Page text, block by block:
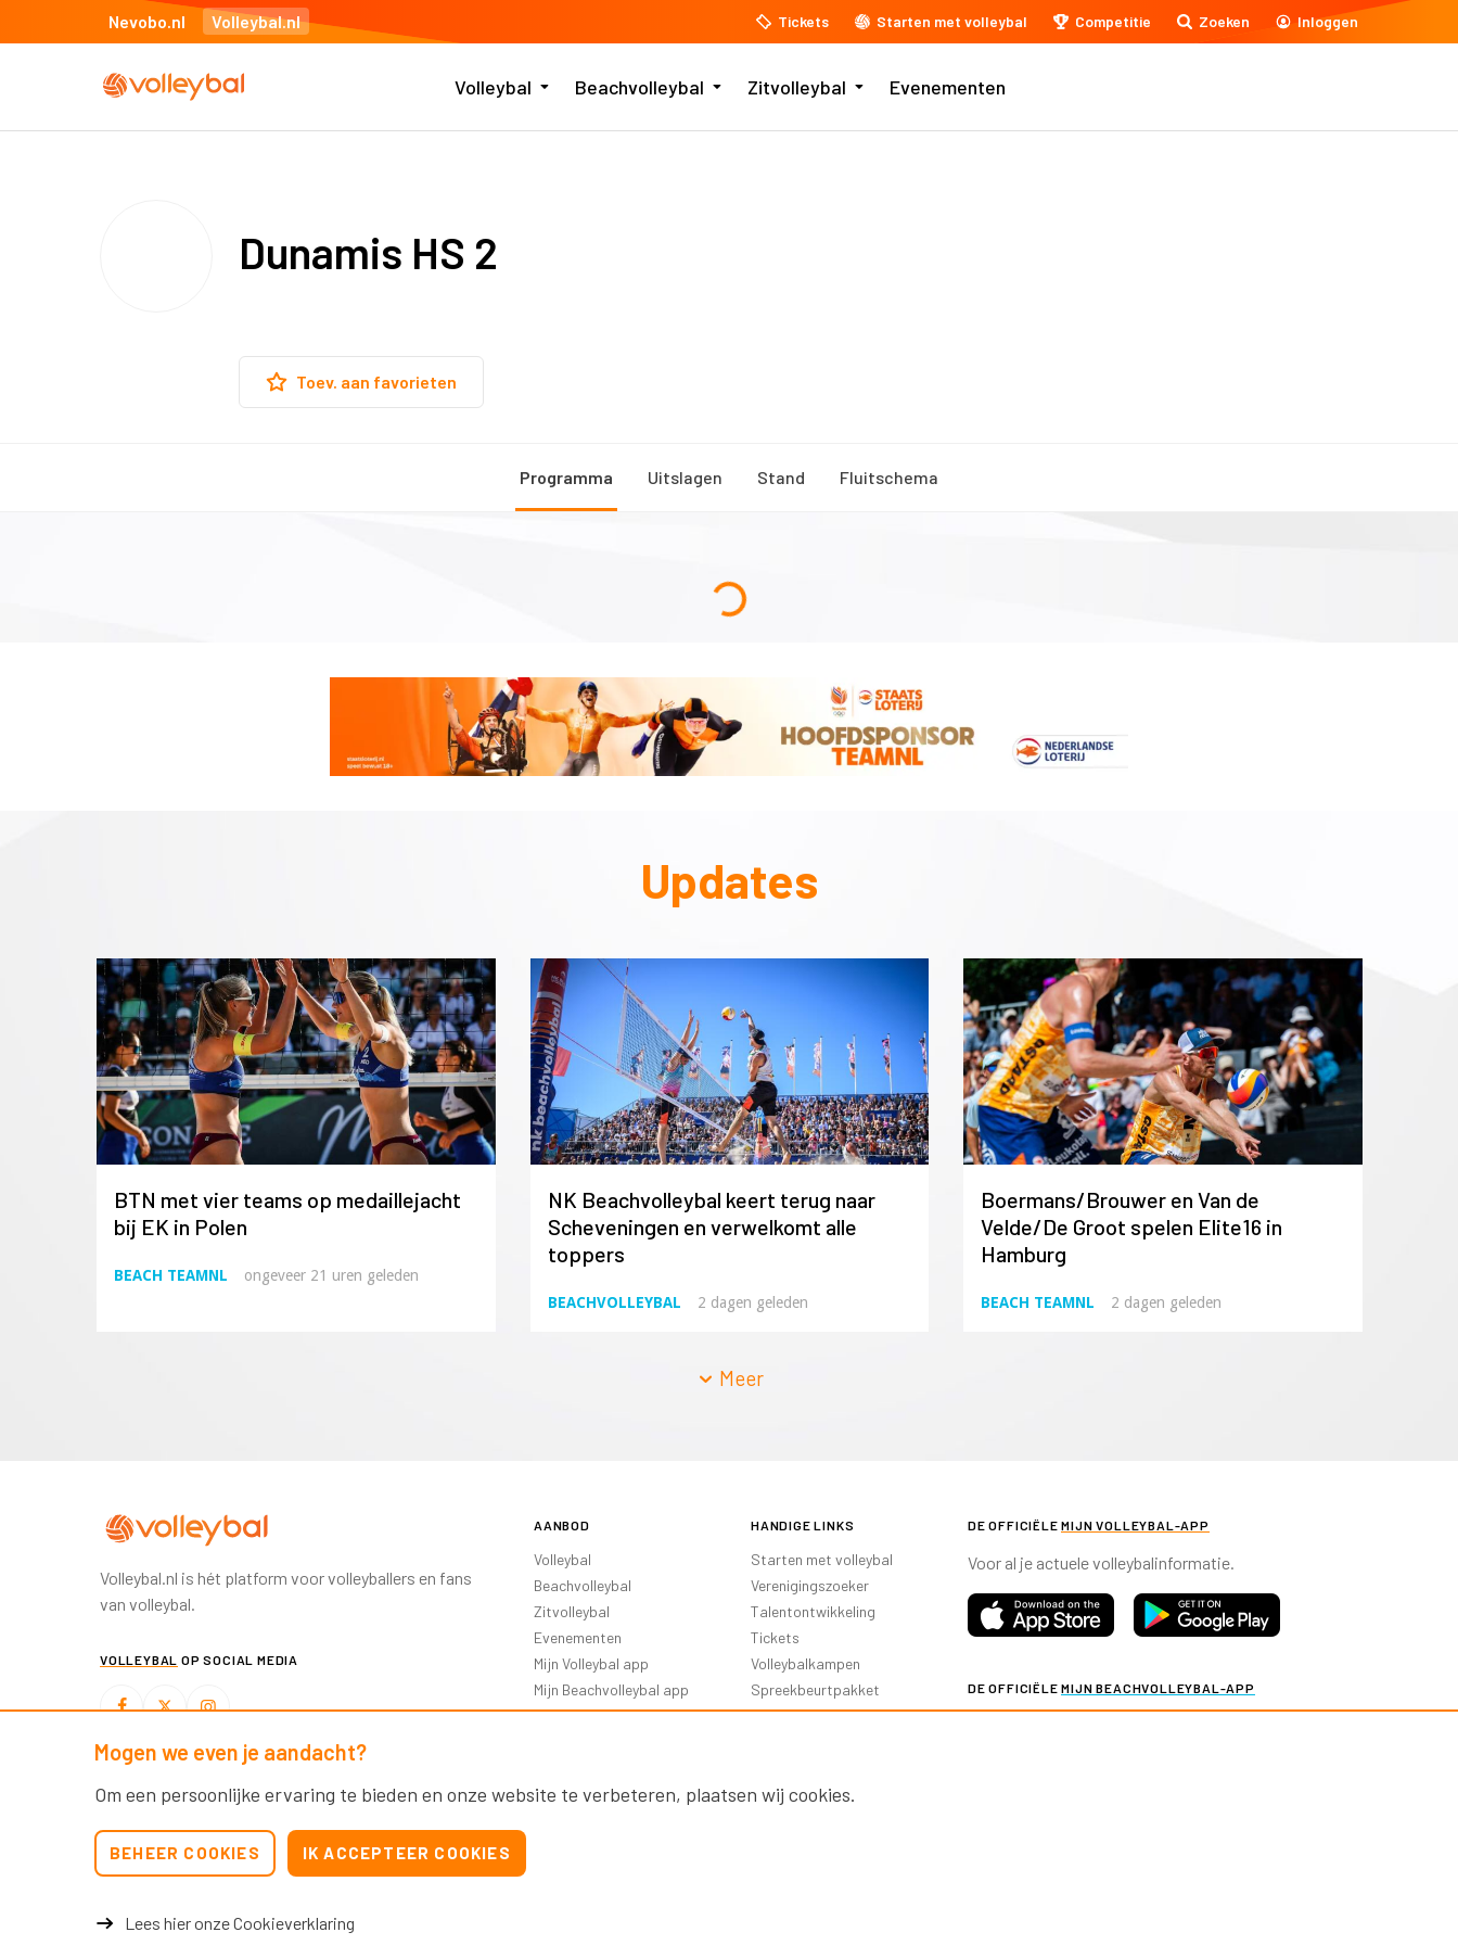
Nevobo.nl Volleybal.nl Tickets Starten met volleybal Competitie Zoeken Inloggen
Volleybal Beachvolleybal Zitvolleybal Evenementen
Dunamis HS 2
Toev. aan favorieten
Programma Uitslagen Stand Fluitschema
Updates
BTN met vier teams op medaillejacht
bij EK in Polen
BEACH TEAMNL ongeveer 21 uren geleden
NK Beachvolleybal keert terug naar
Scheveningen en verwelkomt alle
toppers
BEACHVOLLEYBAL 2 dagen geleden
Boermans/Brouwer en Van de
Velde/De Groot spelen Elite16 in
Hamburg
BEACH TEAMNL 2 dagen geleden
Meer
Volleybal.nl is hét platform voor volleyballers en fans
van volleybal.
VOLLEYBAL OP SOCIAL MEDIA
AANBOD
Volleybal
Beachvolleybal
Zitvolleybal
Evenementen
Mijn Volleybal app
Mijn Beachvolleybal app
HANDIGE LINKS
Starten met volleybal
Verenigingszoeker
Talentontwikkeling
Tickets
Volleybalkampen
Spreekbeurtpakket
Oranje Ambassadeurs
DE OFFICIËLEMIJN VOLLEYBAL-APP
Voor al je actuele volleybalinformatie.
DE OFFICIËLEMIJN BEACHVOLLEYBAL-APP
Mogen we even je aandacht?
Om een persoonlijke ervaring te bieden en onze website te verbeteren, plaatsen wij cookies.
BEHEER COOKIES IK ACCEPTEER COOKIES
Lees hier onze Cookieverklaring